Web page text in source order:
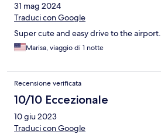
31 mag 2024
Traduci con Google
Super cute and easy drive to the airport.
Marisa, viaggio di 1 notte
Recensione verificata
10/10 Eccezionale
10 giu 2023
Traduci con Google